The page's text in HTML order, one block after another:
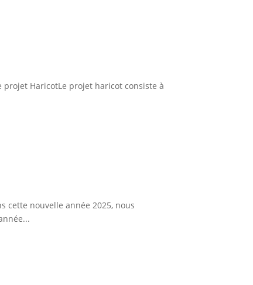
projet HaricotLe projet haricot consiste à
cette nouvelle année 2025, nous